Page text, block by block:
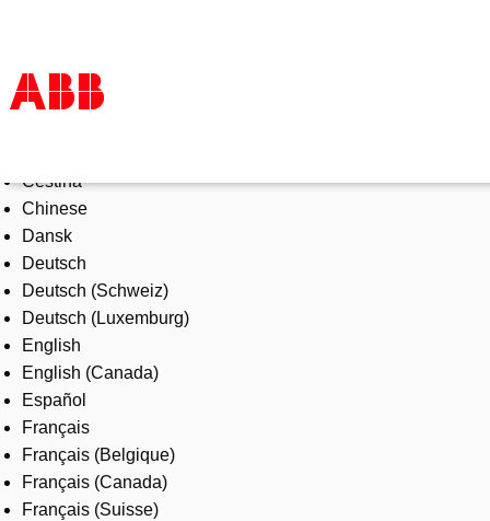
Products & Solutions
Industries
Services
About us
Where to buy
Contact us
Careers
Čeština
Chinese
Dansk
Deutsch
Deutsch (Schweiz)
Deutsch (Luxemburg)
English
English (Canada)
Español
Français
Français (Belgique)
Français (Canada)
Français (Suisse)